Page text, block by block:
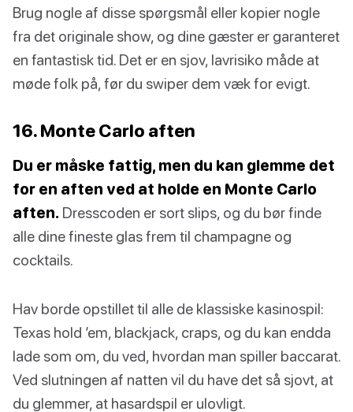
Brug nogle af disse spørgsmål eller kopier nogle
fra det originale show, og dine gæster er garanteret
en fantastisk tid. Det er en sjov, lavrisiko måde at
møde folk på, før du swiper dem væk for evigt.
16. Monte Carlo aften
Du er måske fattig, men du kan glemme det
for en aften ved at holde en Monte Carlo
aften. Dresscoden er sort slips, og du bør finde
alle dine fineste glas frem til champagne og
cocktails.
Hav borde opstillet til alle de klassiske kasinospil:
Texas hold ’em, blackjack, craps, og du kan endda
lade som om, du ved, hvordan man spiller baccarat.
Ved slutningen af natten vil du have det så sjovt, at
du glemmer, at hasardspil er ulovligt.